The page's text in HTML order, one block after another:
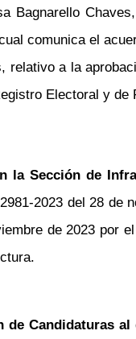
Bagnarello
comunica el
relativo a la
Electoral y
la Sección de
2023 del 28 de
de 2023 por
Candidaturas al